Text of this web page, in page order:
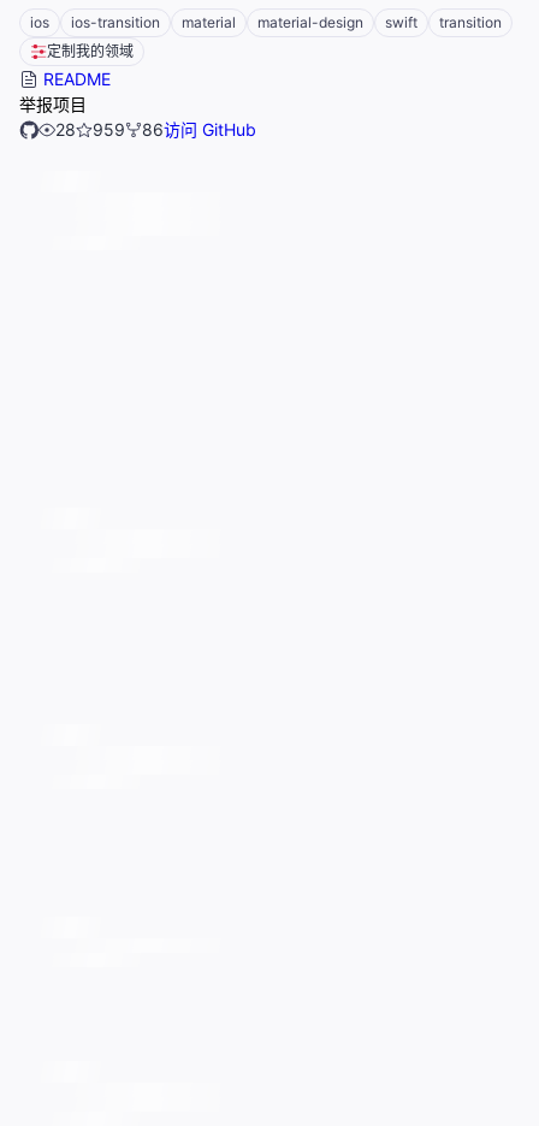
ios ios-transition material material-design swift
transition
定制我的领域
README
举报项目
28
959 86访问 GitHub